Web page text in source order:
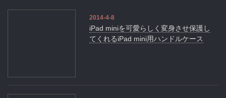
2014-4-8
iPad miniを可愛らしく変身させ保護し
てくれるiPad mini用ハンドルケース